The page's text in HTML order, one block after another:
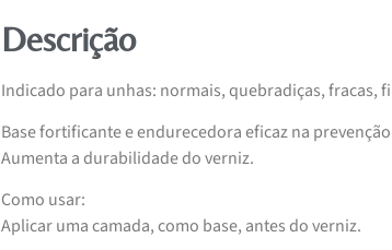
Descrição
Indicado para unhas: normais, quebradiças, fracas,
Base fortificante e endurecedora eficaz na
Aumenta a durabilidade do verniz.
Como usar:
Aplicar uma camada, como base, antes do verniz.